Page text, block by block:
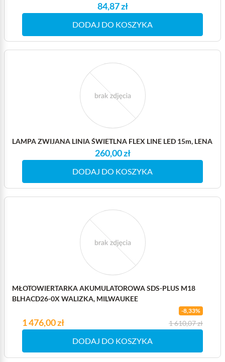
84,87 zł
DODAJ DO KOSZYKA
LAMPA ZWIJANA LINIA ŚWIETLNA FLEX LINE LED 15m, LENA
260,00 zł
DODAJ DO KOSZYKA
MŁOTOWIERTARKA AKUMULATOROWA SDS-PLUS M18
BLHACD26-0X WALIZKA, MILWAUKEE
-8,33%
Cena
1 476,00 zł
Cena podstawowa 1 610,07 zł
DODAJ DO KOSZYKA